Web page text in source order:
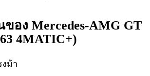
อง Mercedes-AMG GT
4MATIC+)
งม้า